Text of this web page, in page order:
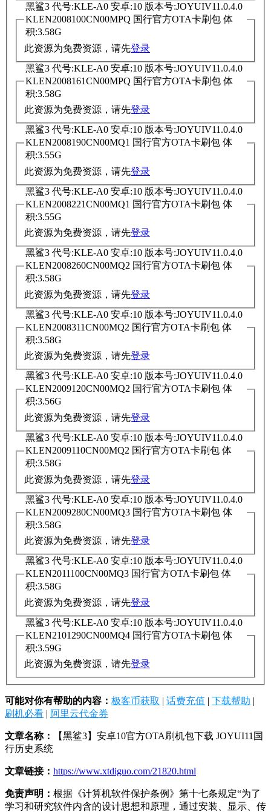
黑鲨3 代号:KLE-A0 安卓:10 版本号:JOYUIV11.0.4.0
KLEN2008100CN00MPQ 国行官方OTA卡刷包 体
积:3.58G
此资源为免费资源，请先登录
黑鲨3 代号:KLE-A0 安卓:10 版本号:JOYUIV11.0.4.0
KLEN2008161CN00MPQ 国行官方OTA卡刷包 体
积:3.58G
此资源为免费资源，请先登录
黑鲨3 代号:KLE-A0 安卓:10 版本号:JOYUIV11.0.4.0
KLEN2008190CN00MQ1 国行官方OTA卡刷包 体
积:3.55G
此资源为免费资源，请先登录
黑鲨3 代号:KLE-A0 安卓:10 版本号:JOYUIV11.0.4.0
KLEN2008221CN00MQ1 国行官方OTA卡刷包 体
积:3.55G
此资源为免费资源，请先登录
黑鲨3 代号:KLE-A0 安卓:10 版本号:JOYUIV11.0.4.0
KLEN2008260CN00MQ2 国行官方OTA卡刷包 体
积:3.58G
此资源为免费资源，请先登录
黑鲨3 代号:KLE-A0 安卓:10 版本号:JOYUIV11.0.4.0
KLEN2008311CN00MQ2 国行官方OTA卡刷包 体
积:3.58G
此资源为免费资源，请先登录
黑鲨3 代号:KLE-A0 安卓:10 版本号:JOYUIV11.0.4.0
KLEN2009120CN00MQ2 国行官方OTA卡刷包 体
积:3.56G
此资源为免费资源，请先登录
黑鲨3 代号:KLE-A0 安卓:10 版本号:JOYUIV11.0.4.0
KLEN2009110CN00MQ2 国行官方OTA卡刷包 体
积:3.58G
此资源为免费资源，请先登录
黑鲨3 代号:KLE-A0 安卓:10 版本号:JOYUIV11.0.4.0
KLEN2009280CN00MQ3 国行官方OTA卡刷包 体
积:3.58G
此资源为免费资源，请先登录
黑鲨3 代号:KLE-A0 安卓:10 版本号:JOYUIV11.0.4.0
KLEN2011100CN00MQ3 国行官方OTA卡刷包 体
积:3.58G
此资源为免费资源，请先登录
黑鲨3 代号:KLE-A0 安卓:10 版本号:JOYUIV11.0.4.0
KLEN2101290CN00MQ4 国行官方OTA卡刷包 体
积:3.59G
此资源为免费资源，请先登录
可能对你有帮助的内容： 极客币获取 | 话费充值 | 下载帮助 |
刷机必看 | 阿里云代金券
文章名称：
【黑鲨3】安卓10官方OTA刷机包下载 JOYUI11国
行历史系统
文章链接： https://www.xtdiguo.com/21820.html
免责声明： 根据《计算机软件保护条例》第十七条规定“为了
学习和研究软件内含的设计思想和原理，通过安装、显示、传